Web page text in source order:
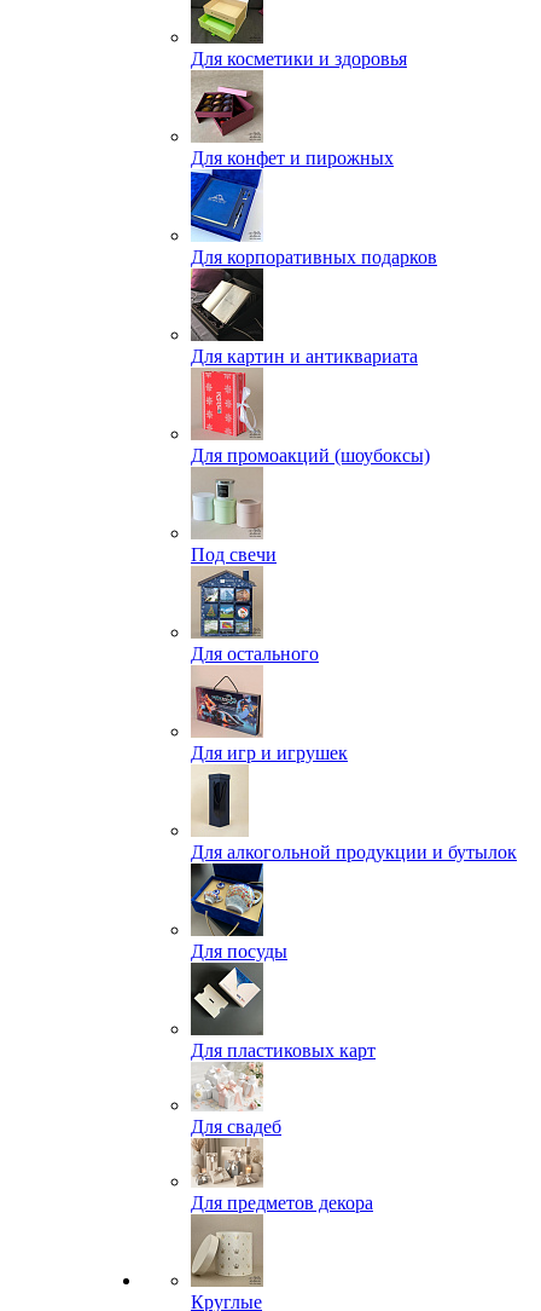
Для косметики и здоровья
Для конфет и пирожных
Для корпоративных подарков
Для картин и антиквариата
Для промоакций (шоубоксы)
Под свечи
Для остального
Для игр и игрушек
Для алкогольной продукции и бутылок
Для посуды
Для пластиковых карт
Для свадеб
Для предметов декора
Круглые